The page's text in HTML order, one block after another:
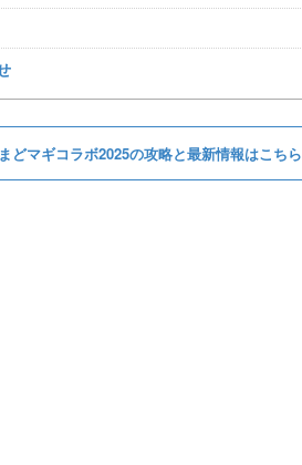
どマギコラボ2025の攻略と最新情報はこちら